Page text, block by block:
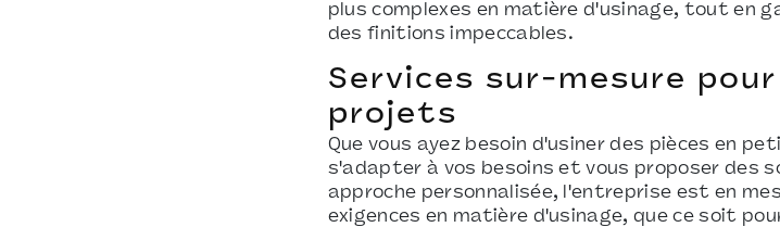
plus complexes en matière d'usinage, tout en
des finitions impeccables.
Services sur-mesure
projets
Que vous ayez besoin d'usiner des pièces en
s'adapter à vos besoins et vous proposer des
approche personnalisée, l'entreprise est en
exigences en matière d'usinage, que ce soit